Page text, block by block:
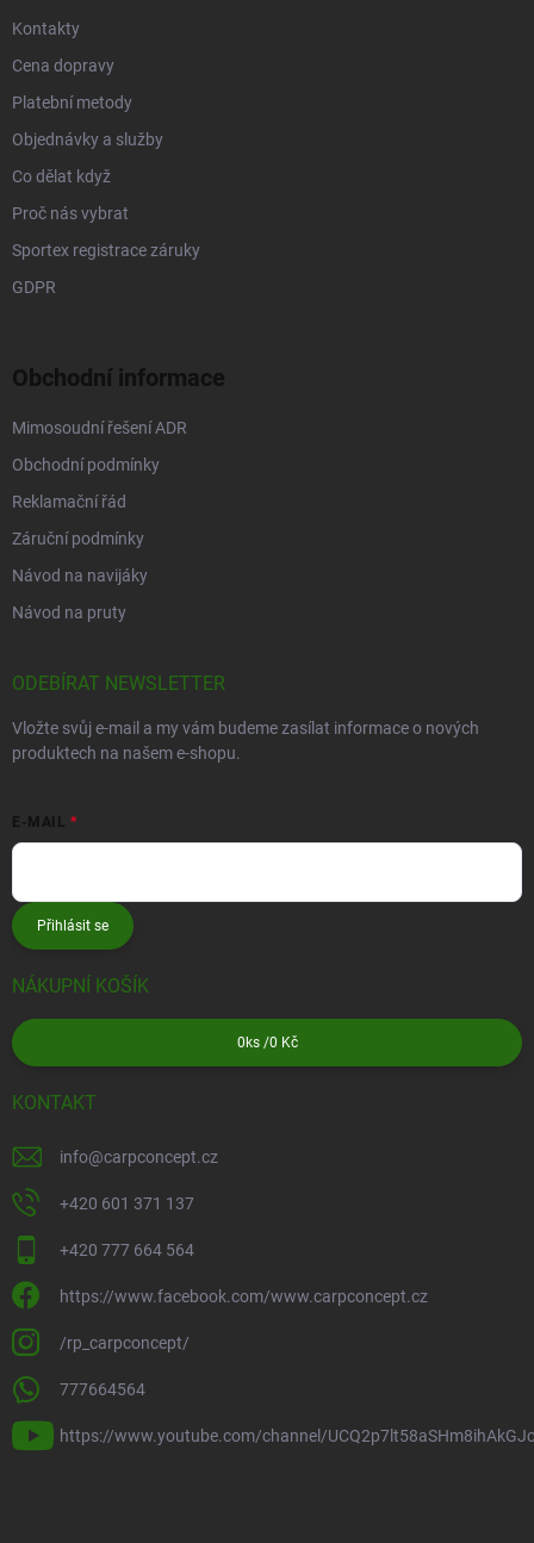
Kontakty
Cena dopravy
Platební metody
Objednávky a služby
Co dělat když
Proč nás vybrat
Sportex registrace záruky
GDPR
Obchodní informace
Mimosoudní řešení ADR
Obchodní podmínky
Reklamační řád
Záruční podmínky
Návod na navijáky
Návod na pruty
ODEBÍRAT NEWSLETTER
Vložte svůj e-mail a my vám budeme zasílat informace o nových
produktech na našem e-shopu.
E-MAIL
Přihlásit se
NÁKUPNÍ KOŠÍK
0ks /0 Kč
KONTAKT
info@carpconcept.cz
+420 601 371 137
+420 777 664 564
https://www.facebook.com/www.carpconcept.cz
/rp_carpconcept/
777664564
https://www.youtube.com/channel/